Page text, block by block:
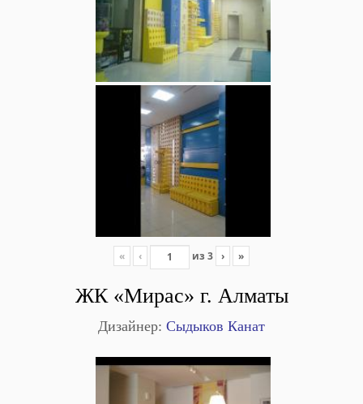
« ‹ из 3 › »
ЖК «Мирас» г. Алматы
Дизайнер: Сыдыков Канат